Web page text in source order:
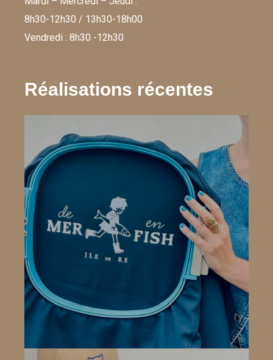
8h30-12h30 / 13h30-18h00
Vendredi : 8h30 -12h30
Réalisations récentes